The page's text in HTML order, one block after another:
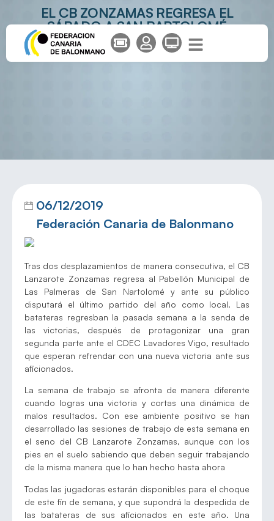
EL CB ZONZAMAS REGRESA EL
SÁBADO A SAN BARTOLOMÉ
RCIBIENDO AL BM PORRIÑO
06/12/2019
Federación Canaria de Balonmano
Tras dos desplazamientos de manera consecutiva, el CB
Lanzarote Zonzamas regresa al Pabellón Municipal de
Las Palmeras de San Nartolomé y ante su público
disputará el último partido del año como local. Las
batateras regresban la pasada semana a la senda de
las victorias, después de protagonizar una gran
segunda parte ante el CDEC Lavadores Vigo, resultado
que esperan refrendar con una nueva victoria ante sus
aficionados.
La semana de trabajo se afronta de manera diferente
cuando logras una victoria y cortas una dinámica de
malos resultados. Con ese ambiente positivo se han
desarrollado las sesiones de trabajo de esta semana en
el seno del CB Lanzarote Zonzamas, aunque con los
pies en el suelo sabiendo que deben seguir trabajando
de la misma manera que lo han hecho hasta ahora
Todas las jugadoras estarán disponibles para el choque
de este fin de semana, y que supondrá la despedida de
las batateras de sus aficionados en este año. Una